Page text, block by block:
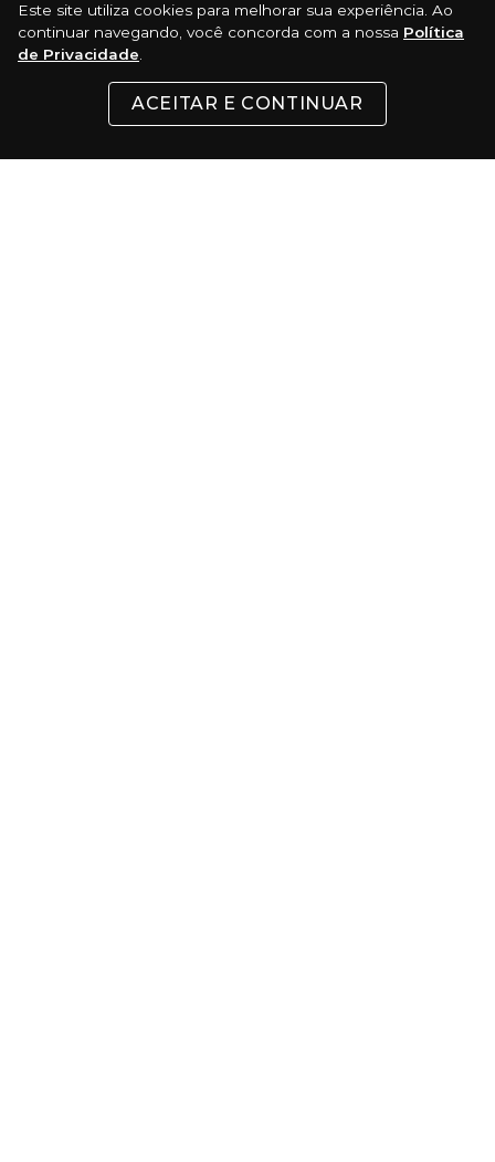
Este site utiliza cookies para melhorar sua experiência. Ao
continuar navegando, você concorda com a nossa Política
de Privacidade
ACEITAR E CONTINUAR
REDES SOCIAIS
INSTITUCIONAL